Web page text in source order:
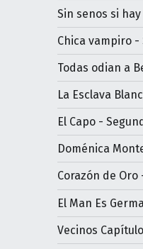
Sin senos si
Chica vampiro -
Todas odian a
La Esclava
El Capo -
Doménica
Corazón de Oro
El Man Es
Vecinos